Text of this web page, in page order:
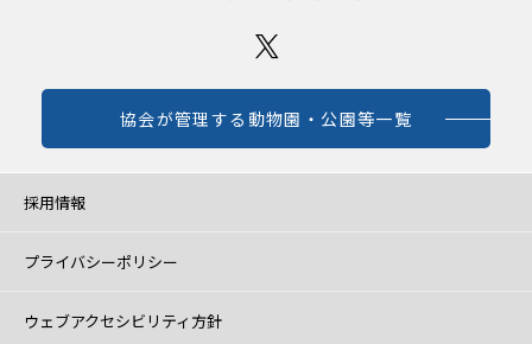
協会が管理する動物園・公園等一覧
採用情報
プライバシーポリシー
ウェブアクセシビリティ方針